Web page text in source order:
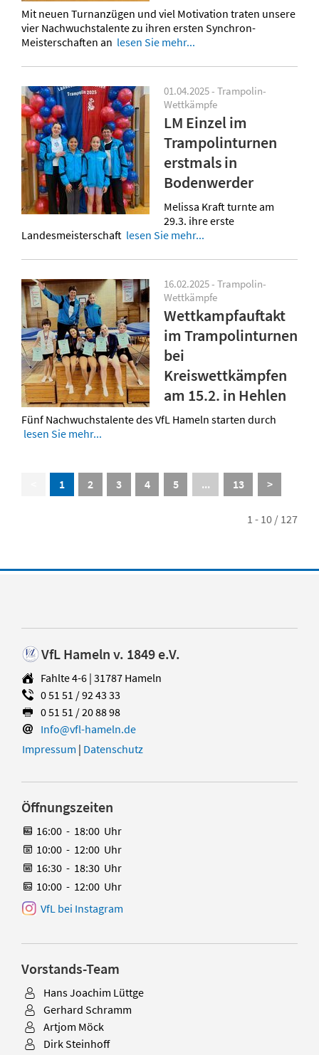
Mit neuen Turnanzügen und viel Motivation traten unsere
vier Nachwuchstalente zu ihren ersten Synchron-
Meisterschaften an lesen Sie mehr...
01.04.2025 - Trampolin-
Wettkämpfe
LM Einzel im
Trampolinturnen
erstmals in
Bodenwerder
Melissa Kraft turnte am
29.3. ihre erste
Landesmeisterschaft lesen Sie mehr...
16.02.2025 - Trampolin-
Wettkämpfe
Wettkampfauftakt
im Trampolinturnen
bei
Kreiswettkämpfen
am 15.2. in Hehlen
Fünf Nachwuchstalente des VfL Hameln starten durch
lesen Sie mehr...
1 2 3 4 5 ... 13 >
1 - 10 / 127
VfL Hameln v. 1849 e.V.
Fahlte 4-6 | 31787 Hameln
0 51 51 / 92 43 33
0 51 51 / 20 88 98
Info@vfl-hameln.de
Impressum | Datenschutz
Öffnungszeiten
16:00 - 18:00 Uhr
10:00 - 12:00 Uhr
16:30 - 18:30 Uhr
10:00 - 12:00 Uhr
VfL bei Instagram
Vorstands-Team
Hans Joachim Lüttge
Gerhard Schramm
Artjom Möck
Dirk Steinhoff